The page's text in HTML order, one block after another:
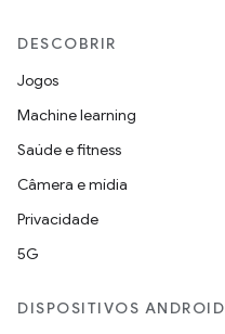
DESCOBRIR
Jogos
Machine learning
Saúde e fitness
Câmera e mídia
Privacidade
5G
DISPOSITIVOS ANDROID